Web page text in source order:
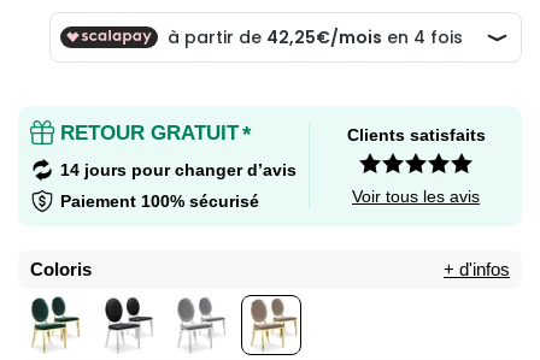
RETOUR GRATUIT*
14 jours pour changer d’avis
Paiement 100% sécurisé
Clients satisfaits
Voir tous les avis
Coloris + d'infos